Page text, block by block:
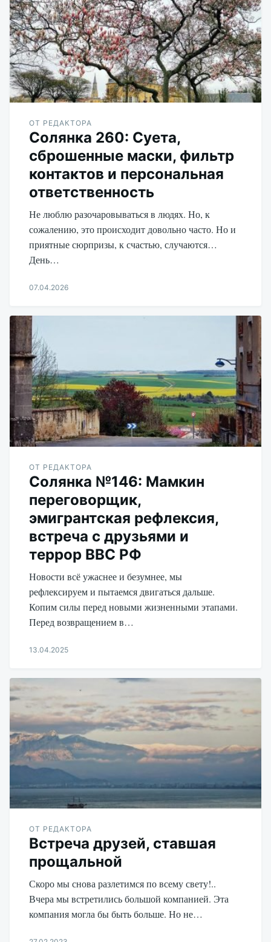
ОТ РЕДАКТОРА
Солянка 260: Суета,
сброшенные маски, фильтр
контактов и персональная
ответственность
Не люблю разочаровываться в людях. Но, к
сожалению, это происходит довольно часто. Но и
приятные сюрпризы, к счастью, случаются…
День…
Udikov
07.04.2026
ОТ РЕДАКТОРА
Солянка №146: Мамкин
переговорщик,
эмигрантская рефлексия,
встреча с друзьями и
террор ВВС РФ
Новости всё ужаснее и безумнее, мы
рефлексируем и пытаемся двигаться дальше.
Копим силы перед новыми жизненными этапами.
Перед возвращением в…
13.04.2025
ОТ РЕДАКТОРА
Встреча друзей, ставшая
прощальной
Скоро мы снова разлетимся по всему свету!..
Вчера мы встретились большой компанией. Эта
компания могла бы быть больше. Но не…